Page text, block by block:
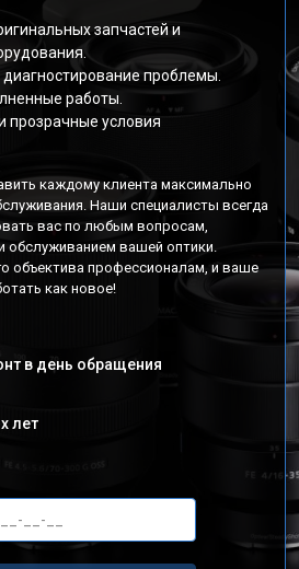
запчастей и
проблемы.
работы.
прозрачные условия
каждому клиента максимально
Наши специалисты всегда
вас по любым вопросам,
обслуживанием вашей оптики.
объектива профессионалам, и ваше
как новое!
в день обращения
лет